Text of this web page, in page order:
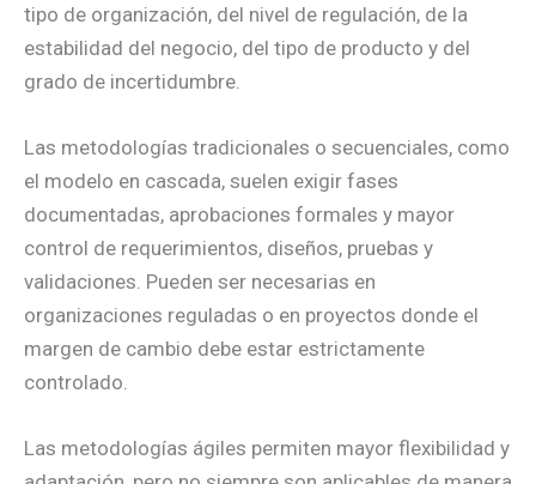
tipo de organización, del nivel de regulación, de la
estabilidad del negocio, del tipo de producto y del
grado de incertidumbre.
Las metodologías tradicionales o secuenciales, como
el modelo en cascada, suelen exigir fases
documentadas, aprobaciones formales y mayor
control de requerimientos, diseños, pruebas y
validaciones. Pueden ser necesarias en
organizaciones reguladas o en proyectos donde el
margen de cambio debe estar estrictamente
controlado.
Las metodologías ágiles permiten mayor flexibilidad y